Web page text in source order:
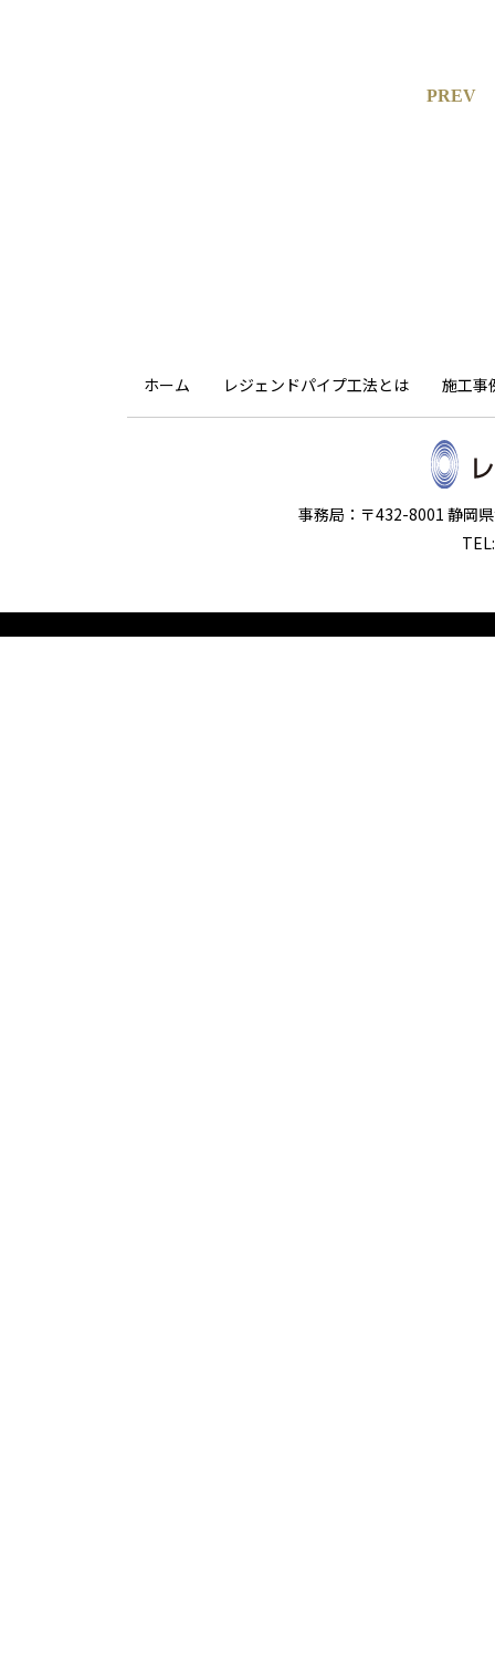
PREV
ホーム レジェンドパイプ工法とは 施工事
事務局：〒432-8001 静岡